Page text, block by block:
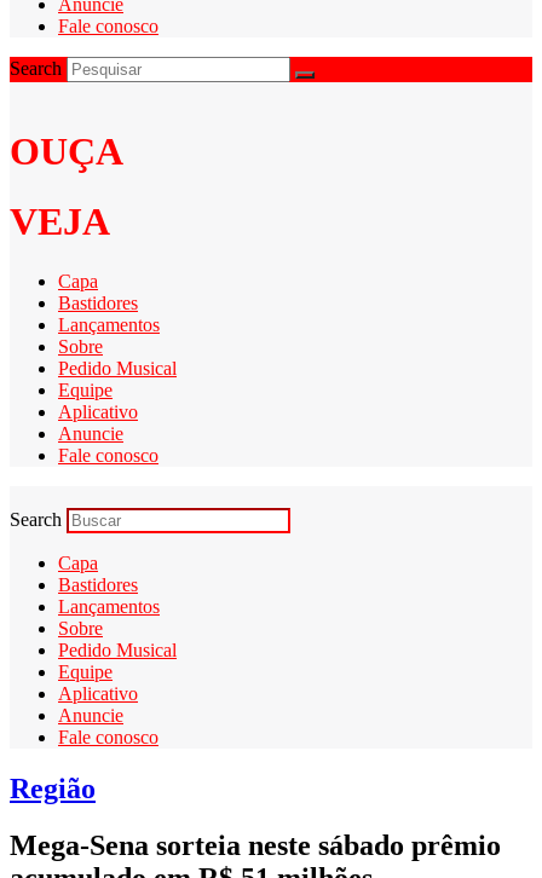
Fale conosco
Search
OUÇA
VEJA
Capa
Bastidores
Lançamentos
Sobre
Pedido Musical
Equipe
Aplicativo
Anuncie
Fale conosco
Search
Capa
Bastidores
Lançamentos
Sobre
Pedido Musical
Equipe
Aplicativo
Anuncie
Fale conosco
Região
Mega-Sena sorteia neste sábado prêmio